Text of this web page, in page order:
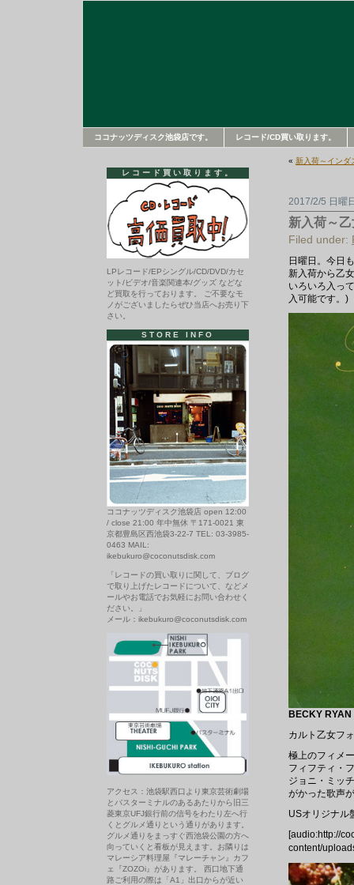
ココナッツディスク池袋店です。 レコード/CD買い取ります。
« 新入荷～インダ
2017/2/5 日曜
新入荷～
Filed under:
日曜日。今日
新入荷から乙
いろいろ入っ
入可能です。)
BECKY RYAN
カルト乙女フ
極上のフィメ
フィフティ・
ジョニ・ミッ
がかった歌声
USオリジナル
[audio:http://
content/
レコード買い取ります。
LPレコード/EPシングル/CD/DVD/カセ
ット/ビデオ/音楽関連本/グッズ などな
ど買取を行っております。 ご不要なモ
ノがございましたらぜひ当店へお売り下
さい。
STORE INFO
ココナッツディスク池袋店 open 12:00
/ close 21:00 年中無休 〒171-0021 東
京都豊島区西池袋3-22-7 TEL: 03-3985-
0463 MAIL:
ikebukuro@coconutsdisk.com
「レコードの買い取りに関して、ブログ
で取り上げたレコードについて、などメ
ールやお電話でお気軽にお問い合わせく
ださい。」
メール：ikebukuro@coconutsdisk.com
アクセス：池袋駅西口より東京芸術劇場
とバスターミナルのあるあたりから旧三
菱東京UFJ銀行前の信号をわたり左へ行
くとグルメ通りという通りがあります。
グルメ通りをまっすぐ西池袋公園の方へ
向っていくと看板が見えます。お隣りは
マレーシア料理屋『マレーチャン』カフ
ェ『ZOZOi』があります。 西口地下通
路ご利用の際は「A1」出口からが近い